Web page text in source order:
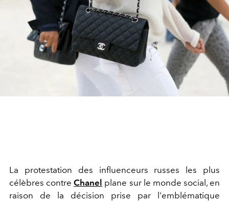
La protestation des influenceurs russes les plus
célèbres contreChanel plane sur le monde social, en
raison de la décision prise par l'emblématique